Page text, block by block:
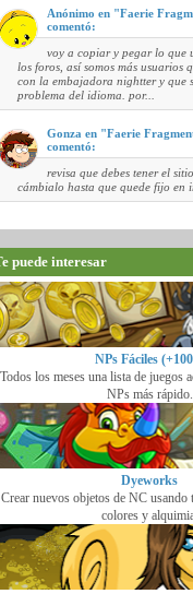
Anónimo en "Faerie
comentó:
voy a copiar y pegar lo que
los foros, así somos más usuarios
con la embajadora nightter y que
problema del idioma. por...
Gonza en "Faerie
comentó:
revisa que debes tener el
cámbialo hasta que quede fijo en
puede interesar
NPs Fáciles
Todos los meses una lista de juegos
NPs más rápido.
Dyeworks
Crear nuevos objetos de NC usando
colores y